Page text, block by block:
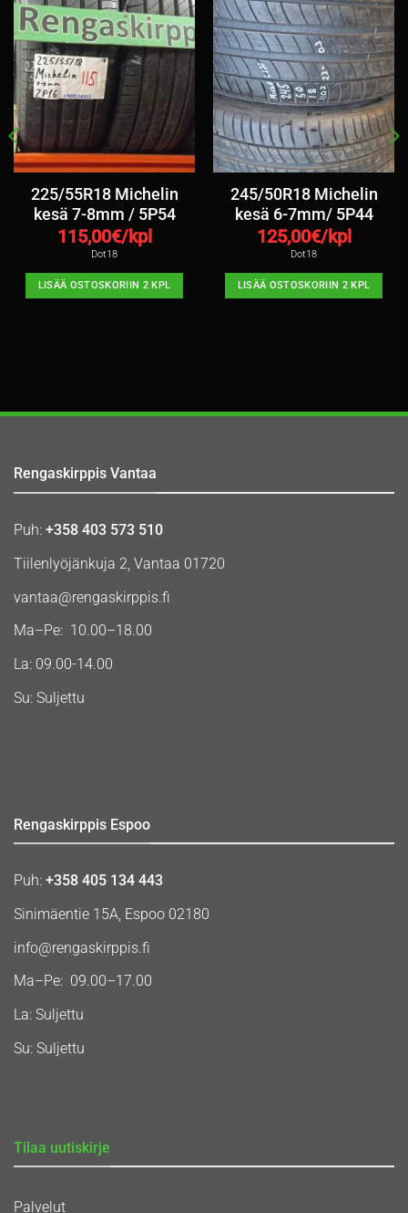
225/55R18 Michelin
kesä 7-8mm / 5P54
115,00€/kpl
Dot18
LISÄÄ OSTOSKORIIN 2 KPL
245/50R18 Michelin
kesä 6-7mm/ 5P44
125,00€/kpl
Dot18
LISÄÄ OSTOSKORIIN 2 KPL
Rengaskirppis Vantaa
Puh: +358 403 573 510
Tiilenlyöjänkuja 2, Vantaa 01720
vantaa@rengaskirppis.fi
Ma–Pe: 10.00–18.00
La: 09.00-14.00
Su: Suljettu
Rengaskirppis Espoo
Puh: +358 405 134 443
Sinimäentie 15A, Espoo 02180
info@rengaskirppis.fi
Ma–Pe: 09.00–17.00
La: Suljettu
Su: Suljettu
Tilaa uutiskirje
Palvelut